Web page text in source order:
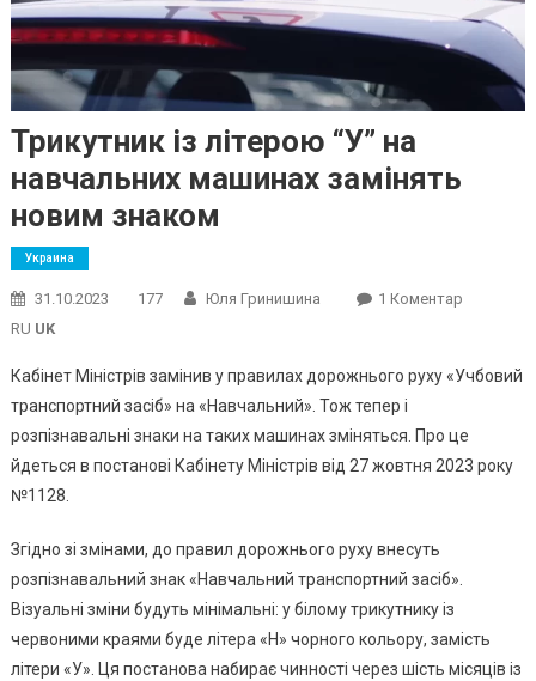
Трикутник із літерою “У” на
навчальних машинах замінять
новим знаком
Украина
31.10.2023 177 Юля Гринишина 1 КоментарДо
Літерою
На
RU UK
Кабінет Міністрів замінив у правилах дорожнього руху «Учбовий
транспортний засіб» на «Навчальний». Тож тепер і
розпізнавальні знаки на таких машинах зміняться. Про це
йдеться в постанові Кабінету Міністрів від 27 жовтня 2023 року
№1128.
Згідно зі змінами, до правил дорожнього руху внесуть
розпізнавальний знак «Навчальний транспортний засіб».
Візуальні зміни будуть мінімальні: у білому трикутнику із
червоними краями буде літера «Н» чорного кольору, замість
літери «У». Ця постанова набирає чинності через шість місяців із